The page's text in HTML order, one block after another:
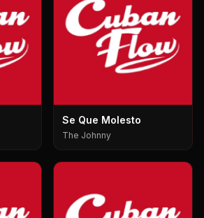
Se Que Molesto
The Johnny